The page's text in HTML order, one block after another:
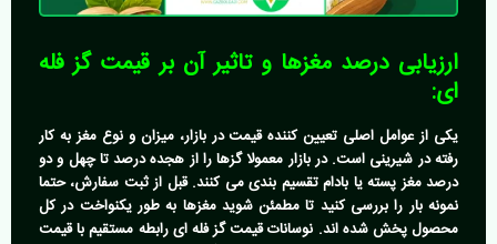
ارزیابی درصد مغزها و تاثیر آن بر قیمت گز فله
ای:
یکی از عوامل اصلی تعیین کننده قیمت در بازار، میزان و نوع مغز به کار
رفته در شیرینی است. در بازار معمولا گزها را از هجده درصد تا چهل و دو
درصد مغز پسته یا بادام تقسیم بندی می کنند. قبل از ثبت سفارش، حتما
نمونه بار را بررسی کنید تا مطمئن شوید مغزها به طور یکنواخت در کل
محصول پخش شده اند. نوساناتقیمت گز فله ایرابطه مستقیم با قیمت